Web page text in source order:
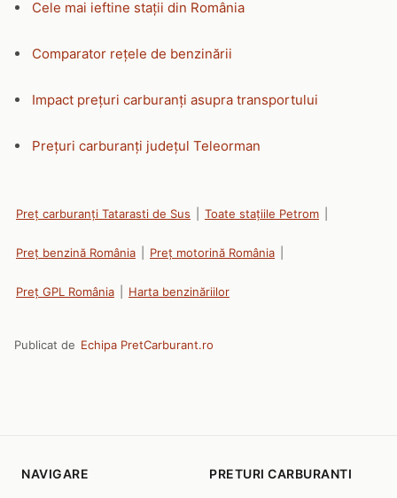
Cele mai ieftine stații din România
Comparator rețele de benzinării
Impact prețuri carburanți asupra transportului
Prețuri carburanți județul Teleorman
Preț carburanți Tatarasti de Sus Toate stațiile Petrom
Preț benzină România Preț motorină România
Preț GPL România Harta benzinăriilor
Publicat de Echipa PretCarburant.ro
NAVIGARE PRETURI CARBURANTI